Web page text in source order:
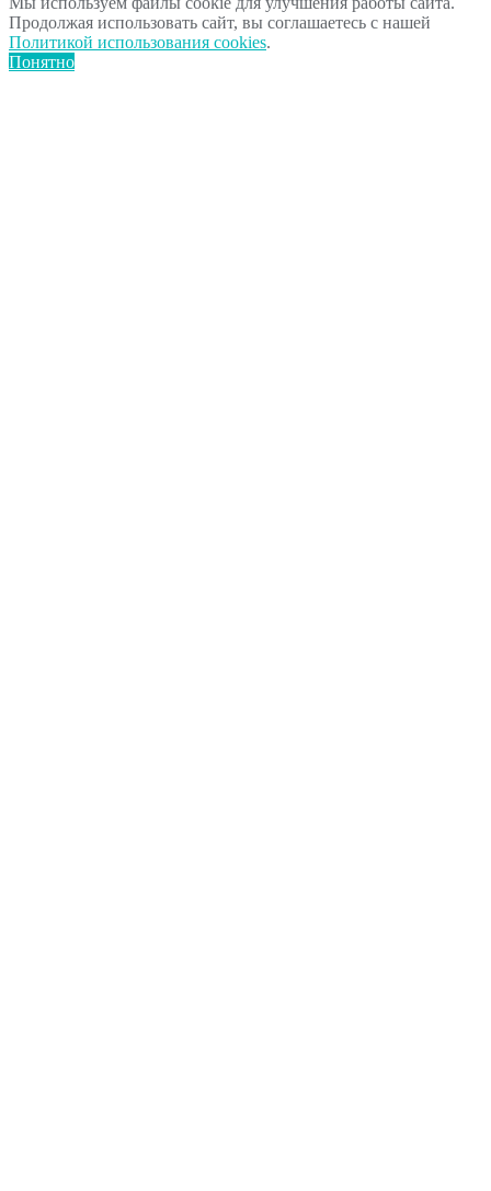
Продолжая использовать сайт, вы соглашаетесь с нашей
Политикой использования cookies.
Понятно